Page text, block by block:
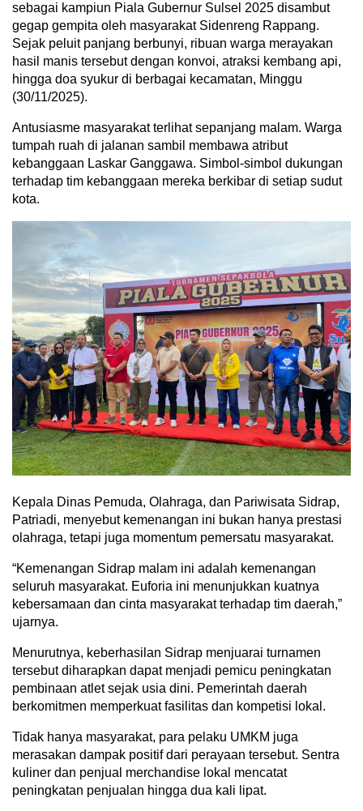
sebagai kampiun Piala Gubernur Sulsel 2025 disambut
gegap gempita oleh masyarakat Sidenreng Rappang.
Sejak peluit panjang berbunyi, ribuan warga merayakan
hasil manis tersebut dengan konvoi, atraksi kembang api,
hingga doa syukur di berbagai kecamatan, Minggu
(30/11/2025).
Antusiasme masyarakat terlihat sepanjang malam. Warga
tumpah ruah di jalanan sambil membawa atribut
kebanggaan Laskar Ganggawa. Simbol-simbol dukungan
terhadap tim kebanggaan mereka berkibar di setiap sudut
kota.
Kepala Dinas Pemuda, Olahraga, dan Pariwisata Sidrap,
Patriadi, menyebut kemenangan ini bukan hanya prestasi
olahraga, tetapi juga momentum pemersatu masyarakat.
“Kemenangan Sidrap malam ini adalah kemenangan
seluruh masyarakat. Euforia ini menunjukkan kuatnya
kebersamaan dan cinta masyarakat terhadap tim daerah,”
ujarnya.
Menurutnya, keberhasilan Sidrap menjuarai turnamen
tersebut diharapkan dapat menjadi pemicu peningkatan
pembinaan atlet sejak usia dini. Pemerintah daerah
berkomitmen memperkuat fasilitas dan kompetisi lokal.
Tidak hanya masyarakat, para pelaku UMKM juga
merasakan dampak positif dari perayaan tersebut. Sentra
kuliner dan penjual merchandise lokal mencatat
peningkatan penjualan hingga dua kali lipat.